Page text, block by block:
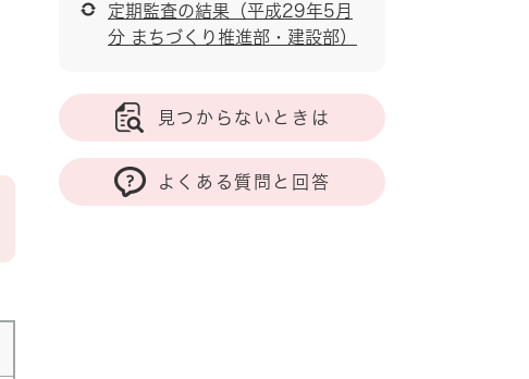
定期監査の結果（平成29年5月
分 まちづくり推進部・建設部）
見つからないときは
よくある質問と回答